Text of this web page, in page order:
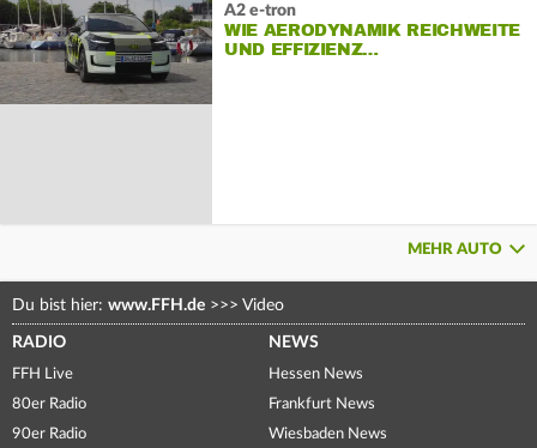
A2 e-tron
WIE AERODYNAMIK REICHWEITE
UND EFFIZIENZ…
MEHR AUTO
Du bist hier: www.FFH.de >>> Video
RADIO
FFH Live
80er Radio
90er Radio
NEWS
Hessen News
Frankfurt News
Wiesbaden News